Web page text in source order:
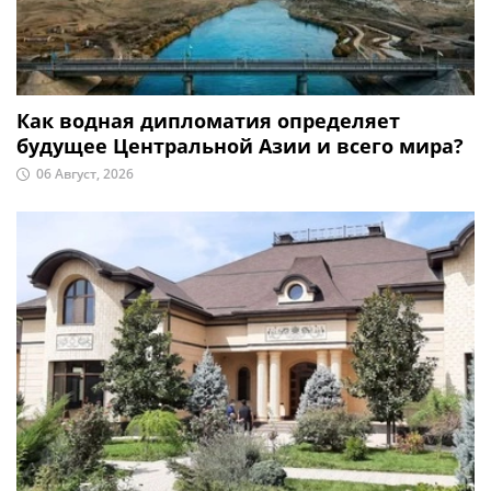
Как водная дипломатия определяет
будущее Центральной Азии и всего мира?
06 Август, 2026